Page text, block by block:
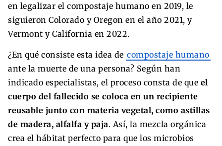
en legalizar el compostaje humano en 2019, le
siguieron Colorado y Oregon en el año 2021, y
Vermont y California en 2022.
¿En qué consiste esta idea de compostaje humano
ante la muerte de una persona? Según han
indicado especialistas, el proceso consta de que el
cuerpo del fallecido se coloca en un recipiente
reusable junto con materia vegetal, como astillas
de madera, alfalfa y paja. Así, la mezcla orgánica
crea el hábitat perfecto para que los microbios